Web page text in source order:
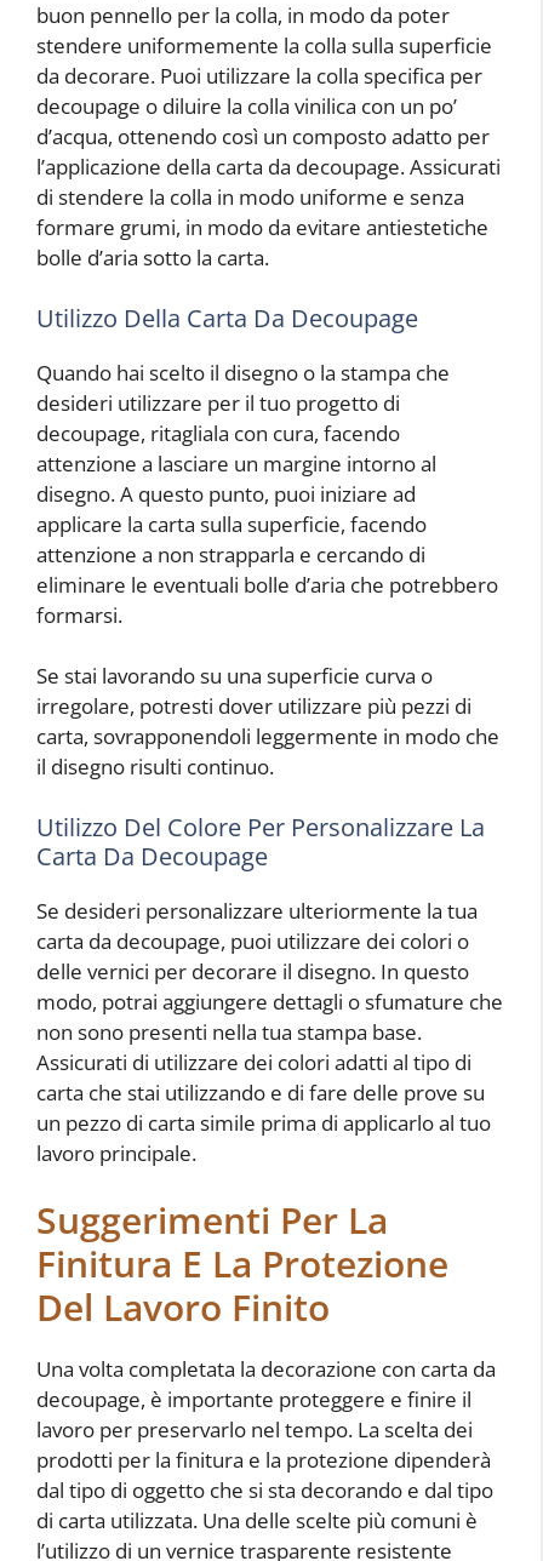
buon pennello per la colla, in modo da poter
stendere uniformemente la colla sulla superficie
da decorare. Puoi utilizzare la colla specifica per
decoupage o diluire la colla vinilica con un po’
d’acqua, ottenendo così un composto adatto per
l’applicazione della carta da decoupage. Assicurati
di stendere la colla in modo uniforme e senza
formare grumi, in modo da evitare antiestetiche
bolle d’aria sotto la carta.
Utilizzo Della Carta Da Decoupage
Quando hai scelto il disegno o la stampa che
desideri utilizzare per il tuo progetto di
decoupage, ritagliala con cura, facendo
attenzione a lasciare un margine intorno al
disegno. A questo punto, puoi iniziare ad
applicare la carta sulla superficie, facendo
attenzione a non strapparla e cercando di
eliminare le eventuali bolle d’aria che potrebbero
formarsi.
Se stai lavorando su una superficie curva o
irregolare, potresti dover utilizzare più pezzi di
carta, sovrapponendoli leggermente in modo che
il disegno risulti continuo.
Utilizzo Del Colore Per Personalizzare La
Carta Da Decoupage
Se desideri personalizzare ulteriormente la tua
carta da decoupage, puoi utilizzare dei colori o
delle vernici per decorare il disegno. In questo
modo, potrai aggiungere dettagli o sfumature che
non sono presenti nella tua stampa base.
Assicurati di utilizzare dei colori adatti al tipo di
carta che stai utilizzando e di fare delle prove su
un pezzo di carta simile prima di applicarlo al tuo
lavoro principale.
Suggerimenti Per La
Finitura E La Protezione
Del Lavoro Finito
Una volta completata la decorazione con carta da
decoupage, è importante proteggere e finire il
lavoro per preservarlo nel tempo. La scelta dei
prodotti per la finitura e la protezione dipenderà
dal tipo di oggetto che si sta decorando e dal tipo
di carta utilizzata. Una delle scelte più comuni è
l’utilizzo di un vernice trasparente resistente